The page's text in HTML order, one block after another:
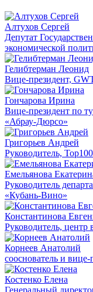
Алтухов Сергей
Депутат
экономической
Гелибтерман Леонид
Вице-президент,
Гончарова Ирина
Вице-президент по
«Абрау-Дюрсо»
Григорьев Андрей
Руководитель,
Емельянова
Руководитель
«Кубань-Вино»
Константинова
Руководитель,
Корнеев Анатолий
сооснователь и
Костенко Елена
Генеральный